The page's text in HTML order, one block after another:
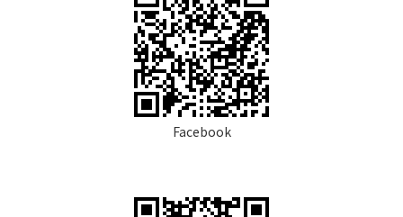
Facebook